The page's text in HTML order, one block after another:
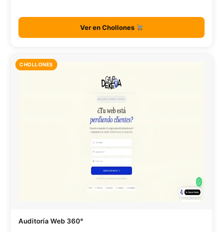
Ver en Chollones
CHOLLONES
Auditoría Web 360°